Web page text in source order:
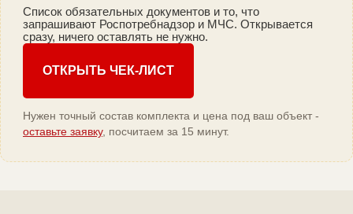
Список обязательных документов и то, что
запрашивают Роспотребнадзор и МЧС. Открывается
сразу, ничего оставлять не нужно.
ОТКРЫТЬ ЧЕК-ЛИСТ
Нужен точный состав комплекта и цена под ваш объект -
оставьте заявку, посчитаем за 15 минут.